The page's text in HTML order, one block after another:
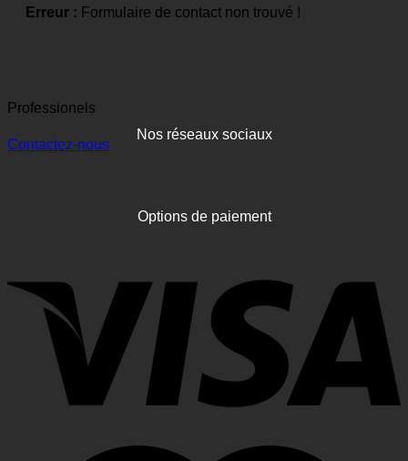
Erreur : Formulaire de contact non trouvé !
Professionels
Contactez-nous
Nos réseaux sociaux
Options de paiement